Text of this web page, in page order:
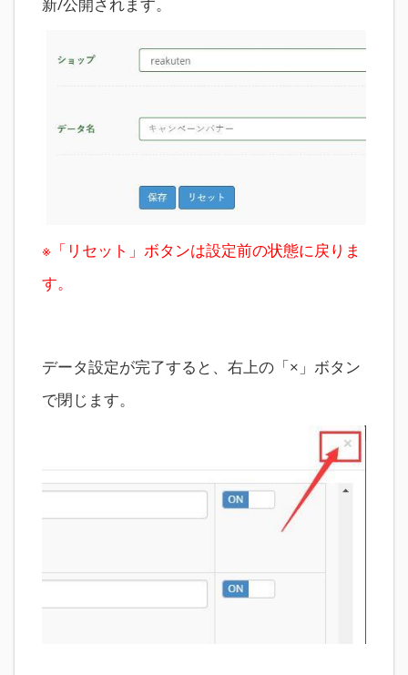
新/公開されます。
※「リセット」ボタンは設定前の状態に戻りま
す。
データ設定が完了すると、右上の「×」ボタン
で閉じます。